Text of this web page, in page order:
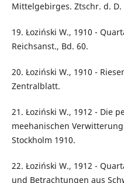
Mittelgebirges. Ztschr. d. D.
19. Łoziński W., 1910 -
Reichsanst., Bd. 60.
20. Łoziński W., 1910 -
Zentralblatt.
21. Łoziński W., 1912 - Die
meehanischen
Stockholm 1910.
22. Łoziński W., 1912 -
und Betrachtungen aus